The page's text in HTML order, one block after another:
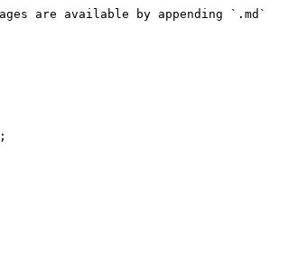
are available by appending `.md`